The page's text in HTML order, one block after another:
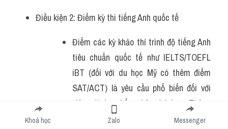
Điều kiện 2: Điểm kỳ thi tiếng Anh quốc tế
Điểm các kỳ khảo thí trình độ tiếng Anh
tiêu chuẩn quốc tế như IELTS/TOEFL
iBT (đối với du học Mỹ có thêm điểm
SAT/ACT) là yêu cầu phổ biến đối với
việc xét học bổng bậc đại học. Thông
thường các trường yêu cầu IELTS 6.5
Khoá học Zalo Messenger